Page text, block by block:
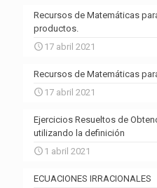
Recursos de Matemáticas
productos.
17 abril 2021
Recursos de Matemáticas
17 abril 2021
Ejercicios Resueltos de
utilizando la definición
1 abril 2021
ECUACIONES IRRACIONALES